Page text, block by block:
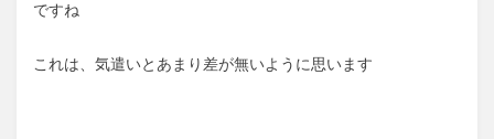
ですね
これは、気遣いとあまり差が無いように思います